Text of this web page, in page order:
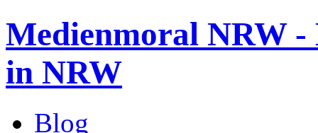
Medienmoral NRW
in NRW
Blog